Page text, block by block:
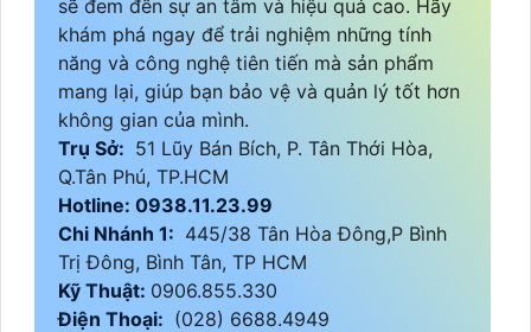
sẽ đem đến sự an tâm và hiệu quả cao. Hãy
khám phá ngay để trải nghiệm những tính
năng và công nghệ tiên tiến mà sản phẩm
mang lại, giúp bạn bảo vệ và quản lý tốt hơn
không gian của mình.
Trụ Sở: 51 Lũy Bán Bích, P. Tân Thới Hòa,
Q.Tân Phú, TP.HCM
Hotline: 0938.11.23.99
Chi Nhánh 1: 445/38 Tân Hòa Đông,P Bình
Trị Đông, Bình Tân, TP HCM
Kỹ Thuật: 0906.855.330
Điện Thoại: (028) 6688.4949